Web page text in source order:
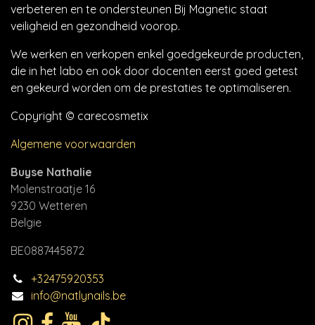
verbeteren en te ondersteunen Bij Magnetic staat
veiligheid en gezondheid voorop.
We werken en verkopen enkel goedgekeurde producten,
die in het labo en ook door docenten eerst goed getest
en gekeurd worden om de prestaties te optimaliseren.
Copyright © carecosmetix
Algemene voorwaarden
Buyse Nathalie
Molenstraatje 16
9230 Wetteren
Belgie
BE0887445872
+32475920353
info@natlynails.be